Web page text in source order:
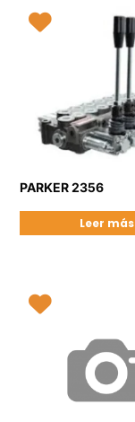
PARKER 2356
Leer más